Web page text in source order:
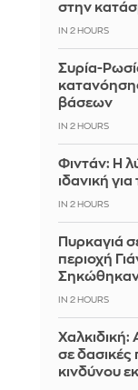
στην
IN 2 HOURS
Συρία-
βάσεων
IN 2 HOURS
Φιντάν: Η
ιδανική
IN 2 HOURS
Πυρκαγιά
περιοχή
Σηκώθηκαν
IN 2 HOURS
σε
κινδύνου